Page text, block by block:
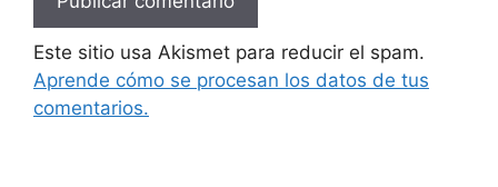
Este sitio usa Akismet para reducir el spam.
Aprende cómo se procesan los datos de tus
comentarios.